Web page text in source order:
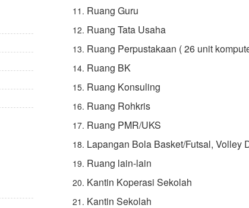
Ruang Guru
Ruang Tata Usaha
Ruang Perpustakaan ( 26 unit
Ruang BK
Ruang Konsuling
Ruang Rohkris
Ruang PMR/UKS
Lapangan Bola Basket/Futsal, Volley
Ruang lain-lain
Kantin Koperasi Sekolah
Kantin Sekolah